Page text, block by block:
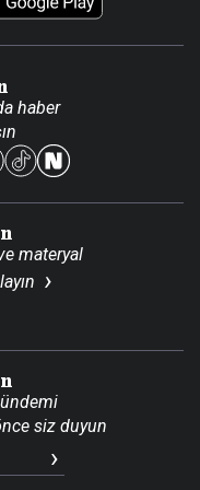
haber
materyal
siz duyun